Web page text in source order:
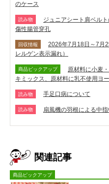
のケース
読み物
ジュニアシート肩ベル
傷性腸管穿孔
回収情報
2026年7月18日～7月
レルゲン表示漏れ）
商品ピックアップ
原材料に小麦
キミックス、原材料に乳不使用ヨ
読み物 手足口病について
読み物 扇風機の羽根による中
関連記事
商品ピックアップ